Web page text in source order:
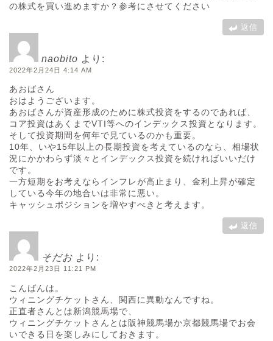
の株式を買い進めますか？参考にさせてください
返信
naobito より:
2022年2月24日 4:14 AM
あおばさん
おはようございます。
あおばさんが資産形成のために株式投資をするのであれば、
コア投資はあくまでVTI等へのインデックス投資となります。
そして投資期間を何年で見ているのかも重要。
10年、いや15年以上の長期投資を考えているのなら、相場状
況にかかわらず淡々とインデックス投資を続ければいいだけ
です。
一方短期をお考えならインフレが高止まり、金利上昇が確定
している今年の地合いは非常に悪い。
キャッシュポジションを増やすべきと考えます。
返信
そだお より:
2022年2月23日 11:21 PM
こんばんは。
ウィニングチケットさん、関西に異動なんですね。
正直者さんとは新潟競馬場で、
ウィニングチケットさんとは阪神競馬場か京都競馬場でお会
いできる日を楽しみにしておきます。